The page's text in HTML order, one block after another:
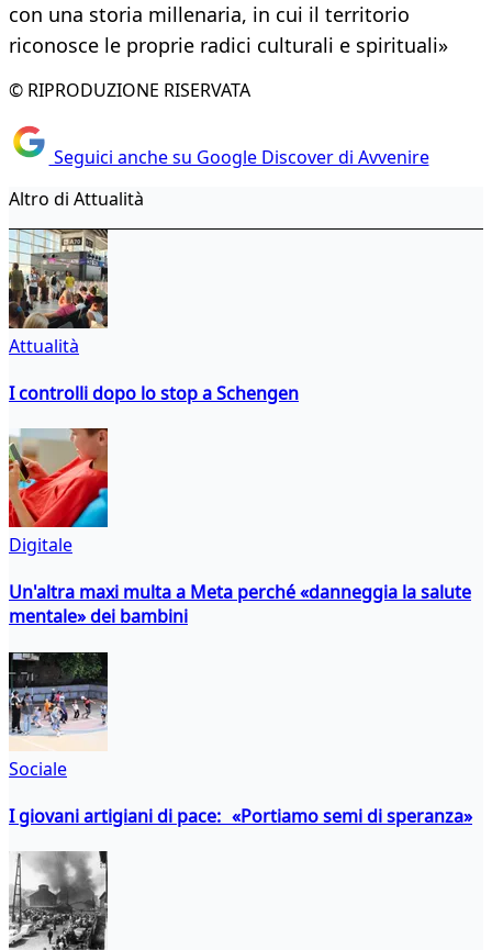
con una storia millenaria, in cui il territorio
riconosce le proprie radici culturali e spirituali»
© RIPRODUZIONE RISERVATA
Seguici anche su Google Discover di Avvenire
Altro di Attualità
Attualità
I controlli dopo lo stop a Schengen
Digitale
Un'altra maxi multa a Meta perché «danneggia la salute
mentale» dei bambini
Sociale
I giovani artigiani di pace: «Portiamo semi di speranza»